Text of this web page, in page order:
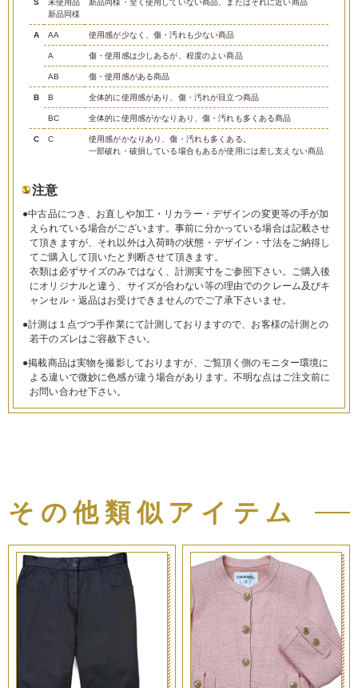
新品同様
A AA 使用感が少なく、傷・汚れも少ない商品
A 傷・使用感は少しあるが、程度のよい商品
AB 傷・使用感がある商品
B B 全体的に使用感があり、傷・汚れが目立つ商品
BC 全体的に使用感がかなりあり、傷・汚れも多くある商品
C C
使用感がかなりあり、傷・汚れも多くある。
一部破れ・破損している場合もあるが使用には差し支えない商品
注意
●中古品につき、お直しや加工・リカラー・デザインの変更等の手が加
えられている場合がございます。事前に分かっている場合は記載させ
て頂きますが、それ以外は入荷時の状態・デザイン・寸法をご納得し
てご購入して頂いたと判断させて頂きます。
衣類は必ずサイズのみではなく、計測実寸をご参照下さい。ご購入後
にオリジナルと違う、サイズが合わない等の理由でのクレーム及びキ
ャンセル・返品はお受けできませんのでご了承下さいませ。
●計測は１点づつ手作業にて計測しておりますので、お客様の計測との
若干のズレはご容赦下さい。
●掲載商品は実物を撮影しておりますが、ご覧頂く側のモニター環境に
よる違いで微妙に色感が違う場合があります。不明な点はご注文前に
お問い合わせ下さい。
その他類似アイテム